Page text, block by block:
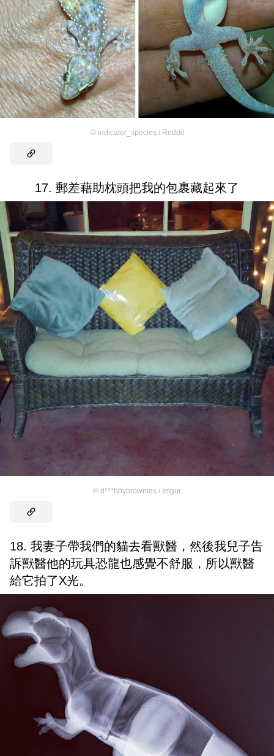
© indicator_species / Reddit
17. 郵差藉助枕頭把我的包裹藏起來了
© d***hbybrownies / Imgur
18. 我妻子帶我們的貓去看獸醫，然後我兒子告
訴獸醫他的玩具恐龍也感覺不舒服，所以獸醫
給它拍了X光。